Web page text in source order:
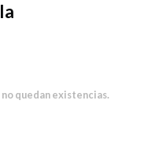
quedan existencias.